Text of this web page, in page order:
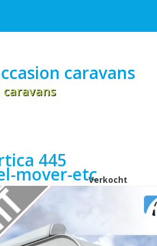
caravans
445
mover-etcVerkocht